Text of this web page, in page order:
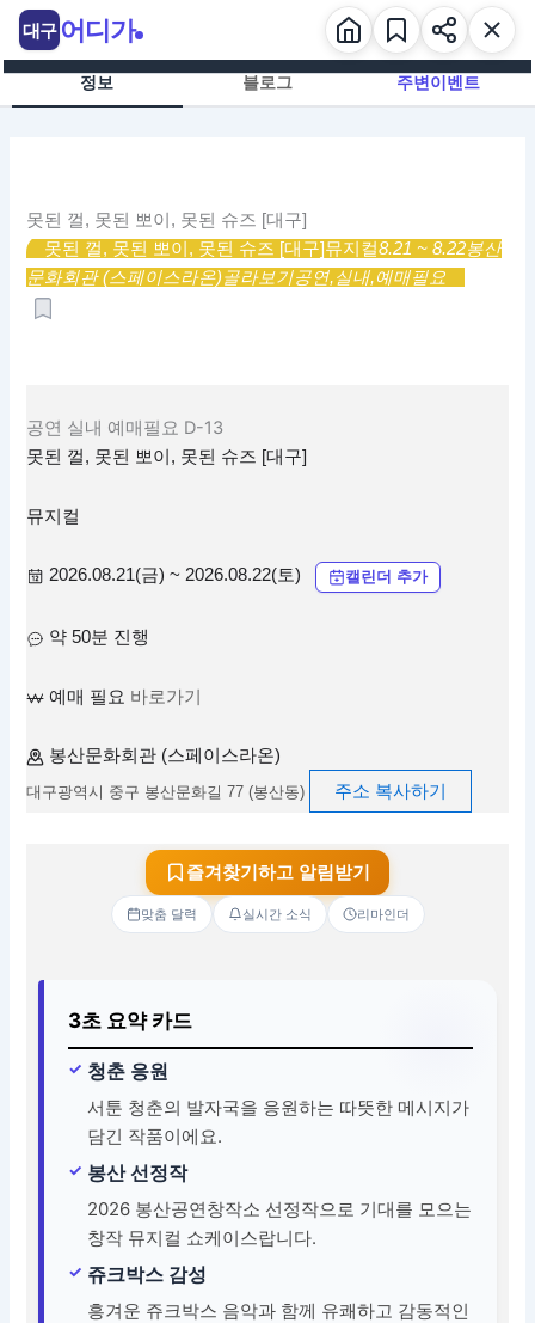
츠
정보 블로그 주변이벤트
못된 껄, 못된 뽀이, 못된 슈즈 [대구]
못된 껄, 못된 뽀이, 못된 슈즈 [대구]뮤지컬8.21 ~ 8.22봉산
문화회관 (스페이스라온)골라보기공연,실내,예매필요
공연 실내 예매필요 D-13
못된 껄, 못된 뽀이, 못된 슈즈 [대구]
뮤지컬
2026.08.21(금) ~ 2026.08.22(토) 캘린더 추가
약 50분 진행
예매 필요 바로가기
봉산문화회관 (스페이스라온)
대구광역시 중구 봉산문화길 77 (봉산동) 주소 복사하기
즐겨찾기하고 알림받기
맞춤 달력 실시간 소식 리마인더
3초 요약 카드
청춘 응원
서툰 청춘의 발자국을 응원하는 따뜻한 메시지가
담긴 작품이에요.
봉산 선정작
2026 봉산공연창작소 선정작으로 기대를 모으는
창작 뮤지컬 쇼케이스랍니다.
쥬크박스 감성
흥겨운 쥬크박스 음악과 함께 유쾌하고 감동적인
대구 어디가